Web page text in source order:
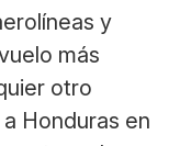
y
más
otro
Honduras en